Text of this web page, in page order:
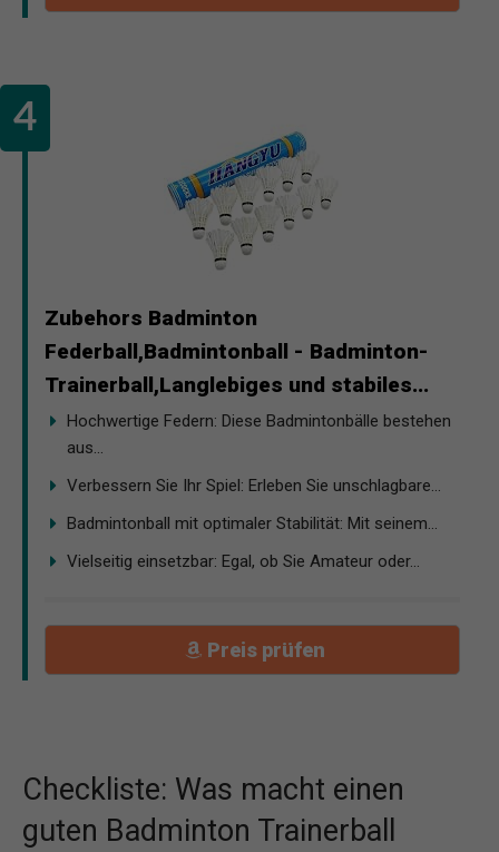
Zubehors Badminton
Federball,Badmintonball - Badminton-
Trainerball,Langlebiges und stabiles...
Hochwertige Federn: Diese Badmintonbälle bestehen
aus...
Verbessern Sie Ihr Spiel: Erleben Sie unschlagbare...
Badmintonball mit optimaler Stabilität: Mit seinem...
Vielseitig einsetzbar: Egal, ob Sie Amateur oder...
Preis prüfen
Checkliste: Was macht einen
guten Badminton Trainerball